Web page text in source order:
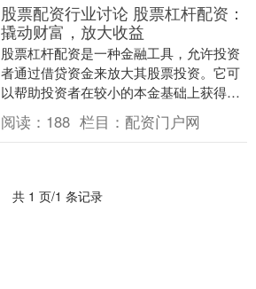
股票配资行业讨论 股票杠杆配资：
撬动财富，放大收益
股票杠杆配资是一种金融工具，允许投资
者通过借贷资金来放大其股票投资。它可
以帮助投资者在较小的本金基础上获得更
高的收益股票配资行业讨论，但同时也会
增加风险。 重庆....
阅读： 188 栏目： 配资门户网
共 1 页/1 条记录